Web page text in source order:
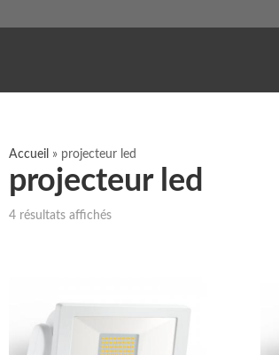
Accueil » projecteur led
projecteur led
4 résultats affichésTrié
ancien